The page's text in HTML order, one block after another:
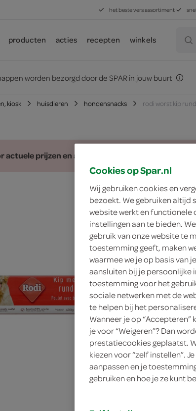
het beste vers assortiment
producten acties recepten winkels
worden bezorgd door de SPAR in jouw buurt
kiosk huisdieren hondensnacks rodi worst kip rund
actuele prijzen en assortiment
Cookies op Spar.nl
Wij gebruiken cookies en
bezoekt. We gebruiken altijd
website werkt en
instellingen aan te bieden.
gebruik van onze website te
toestemming geeft, maken
waarmee we je op basis van
aansluiten bij je persoonlijke
toestemming voor het
sociale netwerken met de
te helpen bij het
Wanneer je op
je voor “Weigeren”? Dan
prestatiecookies geplaatst.
kiezen voor “zelf instellen”.
aanpassen en je
gebruiken en hoe je ze kunt